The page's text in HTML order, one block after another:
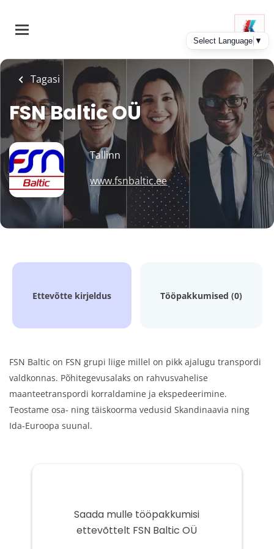
main
Tagasi
FSN Baltic OÜ
Tallinn
www.fsnbaltic.ee
Ettevõtte kirjeldus Tööpakkumised (0)
FSN Baltic on FSN grupi liige millel on pikk ajalugu transpordi
valdkonnas. Põhitegevusalaks on rahvusvahelise
maanteetranspordi korraldamine ja ekspedeerimine.
Teostame osa- ning täiskoorma vedusid Skandinaavia ning
Ida-Euroopa suunal.
Saada mulle tööpakkumisi
ettevõttelt FSN Baltic OÜ